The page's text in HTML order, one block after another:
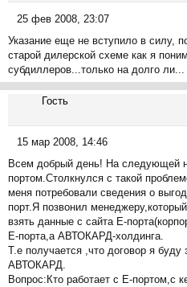
е
о
о
б
и
е
25 фев 2008, 23:07
Указание еще не вступило в силу,
старой дилерской схеме как я
субдиллеров...только на долго ли...
Гость
о
о
б
щ
е
н
и
е
15 мар 2008, 14:46
Всем добрый день! На следующей
портом.Столкнулся с такой
меня потребовали сведения о
порт.Я позвонил
взять данные с сайта Е-
Е-порта,а АВТОКАРД-холдинга.
Т.е получается ,что договор я
АВТОКАРД.
Вопрос:Кто работает с Е-портом,с